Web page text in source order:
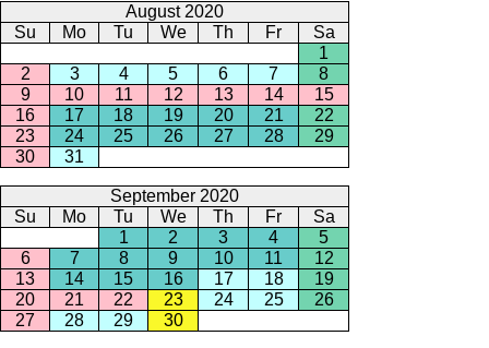
August 2020
Su
Mo Tu We Th Fr
Sa
1
2
3 4 5 6 7
8
9
10 11 12 13 14
15
16
17 18 19 20 21
22
23
24 25 26 27 28
29
30
31
September 2020
Su
Mo Tu We Th Fr
Sa
1
2 3 4
5
6
7 8 9 10 11
12
13
14 15 16 17 18
19
20
21 22 23 24 25
26
27
28 29 30